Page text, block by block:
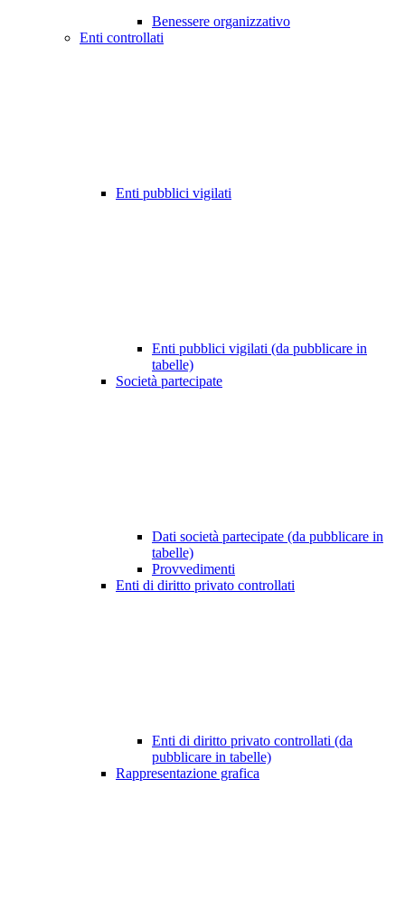
Benessere organizzativo
Enti controllati
Enti pubblici vigilati
Enti pubblici vigilati (da pubblicare in
tabelle)
Società partecipate
Dati società partecipate (da pubblicare in
tabelle)
Provvedimenti
Enti di diritto privato controllati
Enti di diritto privato controllati (da
pubblicare in tabelle)
Rappresentazione grafica